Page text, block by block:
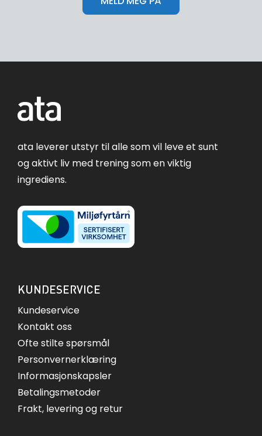
ata leverer utstyr til alle som vil leve et sunt
og aktivt liv med trening som en viktig
ingrediens.
KUNDESERVICE
Kundeservice
Kontakt oss
Ofte stilte spørsmål
Personvernerklæring
Informasjonskapsler
Betalingsmetoder
Frakt, levering og retur